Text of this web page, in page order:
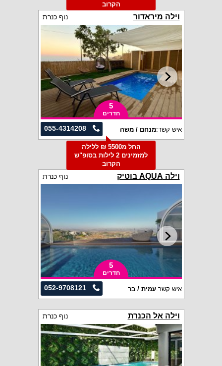
הקרוב
וילה מיראדור נוף כנרת
5
חדרים
055-4314208 איש קשר:מנחם / משה
החל מ5500 ₪ ללילה
למזמינים 2 לילות בסופ"ש
הקרוב
וילה AQUA בוטיק נוף כנרת
5
חדרים
052-9708121 איש קשר:עמית / בר
וילה אל הכנרת נוף כנרת